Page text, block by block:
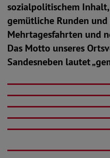
sozialpolitischem
gemütliche Runden und
Mehrtagesfahrten und
Das Motto unseres
Sandesneben lautet